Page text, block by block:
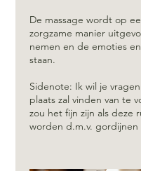
De massage wordt op
zorgzame manier
nemen en de emoties
staan.
Sidenote: Ik wil je
plaats zal vinden van te
zou het fijn zijn als deze
worden d.m.v.